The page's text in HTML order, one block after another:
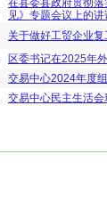
在县委县政府贯彻
见》专题会议上的讲
关于做好工贸企业
区委书记在2025年
交易中心2024年度
交易中心民主生活